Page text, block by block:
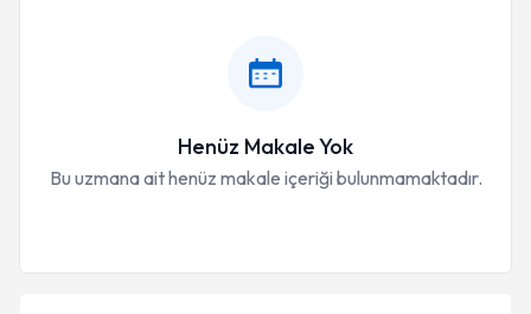
Henüz Makale Yok
Bu uzmana ait henüz makale içeriği bulunmamaktadır.